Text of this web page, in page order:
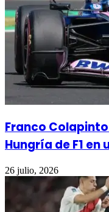
Franco Colapinto
Hungría de F1
26 julio, 2026